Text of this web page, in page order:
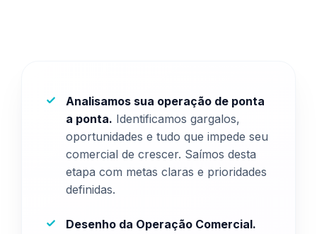
Analisamos sua operação de ponta
a ponta. Identificamos gargalos,
oportunidades e tudo que impede seu
comercial de crescer. Saímos desta
etapa com metas claras e prioridades
definidas.
Desenho da Operação Comercial.